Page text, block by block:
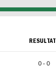
RESULTAT
0 - 0